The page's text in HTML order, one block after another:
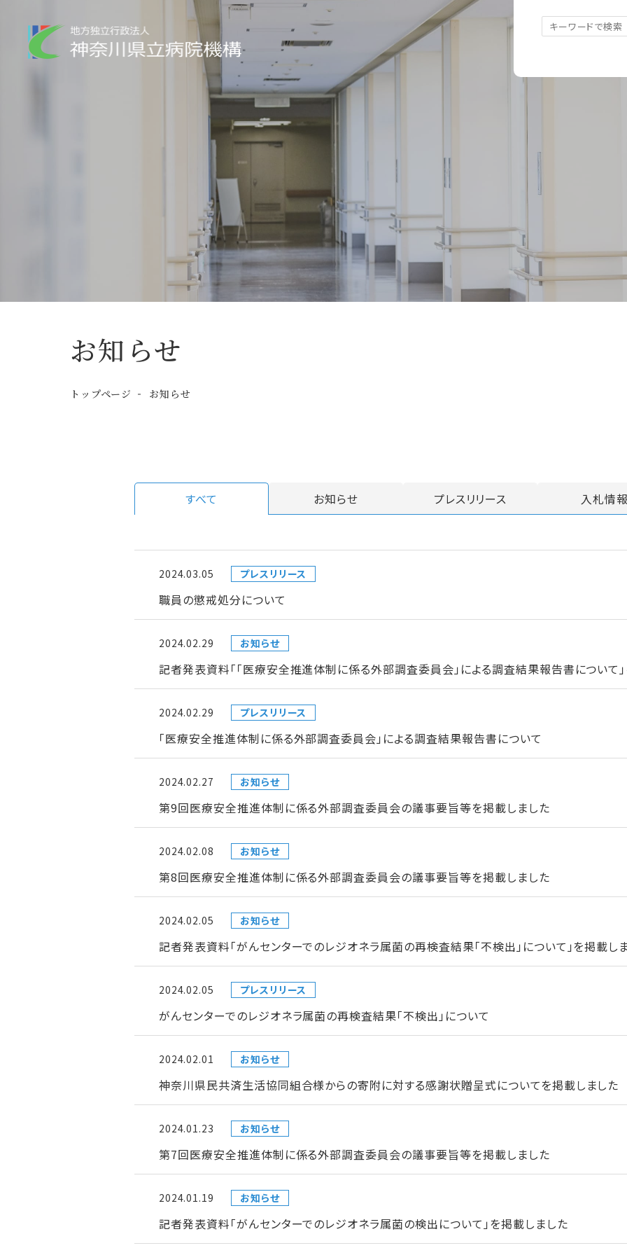
お知らせ
トップページ お知らせ
すべて お知らせ プレスリリース 入札情
2024.03.05 プレスリリース
職員の懲戒処分について
2024.02.29 お知らせ
記者発表資料「「医療安全推進体制に係る外部調査委員会」による調査結果報告書について
2024.02.29 プレスリリース
「医療安全推進体制に係る外部調査委員会」による調査結果報告書について
2024.02.27 お知らせ
第9回医療安全推進体制に係る外部調査委員会の議事要旨等を掲載しました
2024.02.08 お知らせ
第8回医療安全推進体制に係る外部調査委員会の議事要旨等を掲載しました
2024.02.05 お知らせ
記者発表資料「がんセンターでのレジオネラ属菌の再検査結果「不検出」について」を掲載し
2024.02.05 プレスリリース
がんセンターでのレジオネラ属菌の再検査結果「不検出」について
2024.02.01 お知らせ
神奈川県民共済生活協同組合様からの寄附に対する感謝状贈呈式についてを掲載しました
2024.01.23 お知らせ
第7回医療安全推進体制に係る外部調査委員会の議事要旨等を掲載しました
2024.01.19 お知らせ
記者発表資料「がんセンターでのレジオネラ属菌の検出について」を掲載しました